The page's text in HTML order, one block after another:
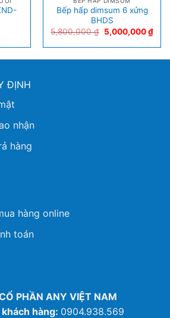
Bếp hấp dimsum 6 xửng
BHDS
5,800,000₫ 5,000,000₫
ĐỊNH
nhận
hàng
hàng online
toán
PHẦN ANY VIỆT NAM
hàng: 0904.938.569